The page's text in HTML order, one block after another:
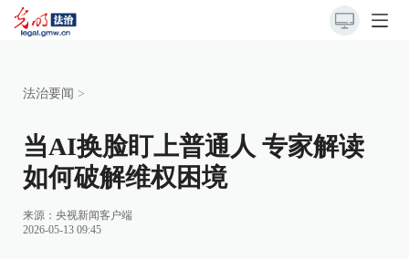
法治要闻 >
当AI换脸盯上普通人 专家解读
如何破解维权困境
来源： 央视新闻客户端
2026-05-13 09:45